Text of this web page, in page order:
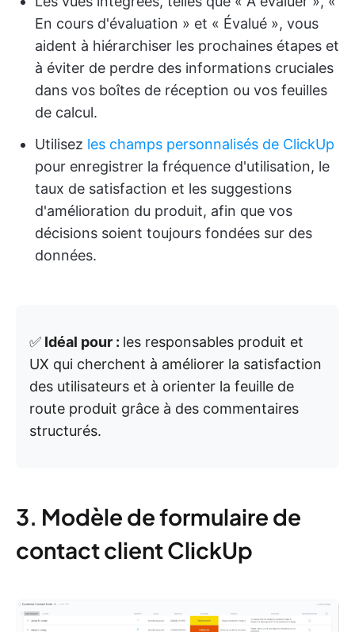
En cours d'évaluation » et « Évalué », vous
aident à hiérarchiser les prochaines étapes et
à éviter de perdre des informations cruciales
dans vos boîtes de réception ou vos feuilles
de calcul.
Utilisez les champs personnalisés de ClickUp
pour enregistrer la fréquence d'utilisation, le
taux de satisfaction et les suggestions
d'amélioration du produit, afin que vos
décisions soient toujours fondées sur des
données.
✅ Idéal pour : les responsables produit et
UX qui cherchent à améliorer la satisfaction
des utilisateurs et à orienter la feuille de
route produit grâce à des commentaires
structurés.
3. Modèle de formulaire de
contact client ClickUp